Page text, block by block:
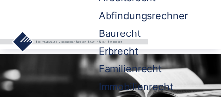
Abfindungsrechner
Baurecht
Erbrecht
Familienrecht
Immobilienrecht